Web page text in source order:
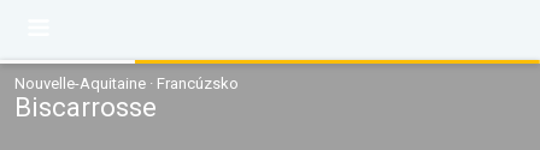
Nouvelle-Aquitaine · Francúzsko
Biscarrosse